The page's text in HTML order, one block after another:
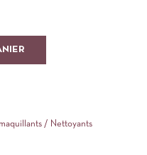
/ Nettoyants